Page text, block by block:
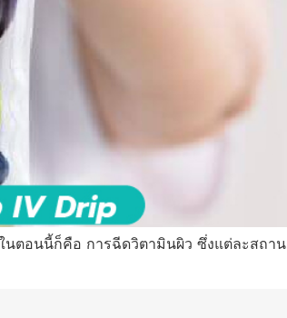
นตอนนี้ก็คือ การฉีดวิตามินผิว ซึ่งแต่ละสถาน